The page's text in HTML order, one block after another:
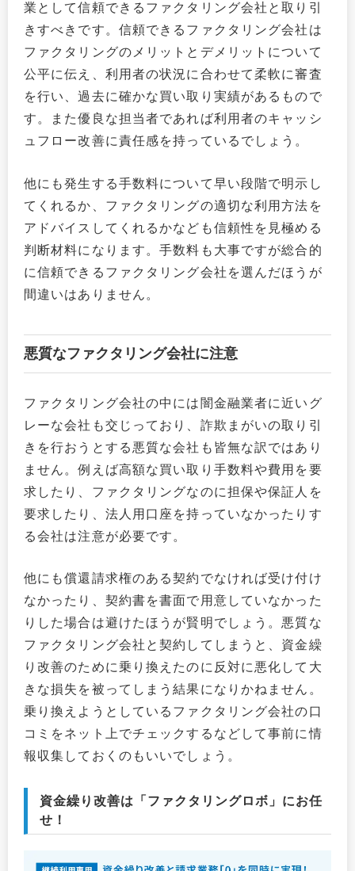
業として信頼できるファクタリング会社と取り引
きすべきです。信頼できるファクタリング会社は
ファクタリングのメリットとデメリットについて
公平に伝え、利用者の状況に合わせて柔軟に審査
を行い、過去に確かな買い取り実績があるもので
す。また優良な担当者であれば利用者のキャッシ
ュフロー改善に責任感を持っているでしょう。
他にも発生する手数料について早い段階で明示し
てくれるか、ファクタリングの適切な利用方法を
アドバイスしてくれるかなども信頼性を見極める
判断材料になります。手数料も大事ですが総合的
に信頼できるファクタリング会社を選んだほうが
間違いはありません。
悪質なファクタリング会社に注意
ファクタリング会社の中には闇金融業者に近いグ
レーな会社も交じっており、詐欺まがいの取り引
きを行おうとする悪質な会社も皆無な訳ではあり
ません。例えば高額な買い取り手数料や費用を要
求したり、ファクタリングなのに担保や保証人を
要求したり、法人用口座を持っていなかったりす
る会社は注意が必要です。
他にも償還請求権のある契約でなければ受け付け
なかったり、契約書を書面で用意していなかった
りした場合は避けたほうが賢明でしょう。悪質な
ファクタリング会社と契約してしまうと、資金繰
り改善のために乗り換えたのに反対に悪化して大
きな損失を被ってしまう結果になりかねません。
乗り換えようとしているファクタリング会社の口
コミをネット上でチェックするなどして事前に情
報収集しておくのもいいでしょう。
資金繰り改善は「ファクタリングロボ」にお任
せ！